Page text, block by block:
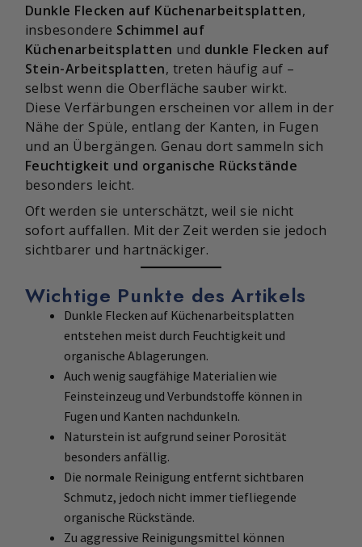
Dunkle Flecken auf Küchenarbeitsplatten,
insbesondere Schimmel auf
Küchenarbeitsplatten und dunkle Flecken auf
Stein-Arbeitsplatten, treten häufig auf –
selbst wenn die Oberfläche sauber wirkt.
Diese Verfärbungen erscheinen vor allem in der
Nähe der Spüle, entlang der Kanten, in Fugen
und an Übergängen. Genau dort sammeln sich
Feuchtigkeit und organische Rückstände
besonders leicht.
Oft werden sie unterschätzt, weil sie nicht
sofort auffallen. Mit der Zeit werden sie jedoch
sichtbarer und hartnäckiger.
Wichtige Punkte des Artikels
Dunkle Flecken auf Küchenarbeitsplatten
entstehen meist durch Feuchtigkeit und
organische Ablagerungen.
Auch wenig saugfähige Materialien wie
Feinsteinzeug und Verbundstoffe können in
Fugen und Kanten nachdunkeln.
Naturstein ist aufgrund seiner Porosität
besonders anfällig.
Die normale Reinigung entfernt sichtbaren
Schmutz, jedoch nicht immer tiefliegende
organische Rückstände.
Zu aggressive Reinigungsmittel können